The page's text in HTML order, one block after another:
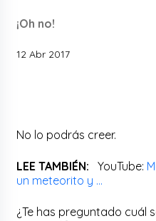
¡Oh no!
12 Abr 2017
No lo podrás creer.
LEE TAMBIÉN: YouTube:
un meteorito y …
¿Te has preguntado cuál